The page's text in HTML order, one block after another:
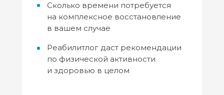
Сколько времени потребуется
на комплексное восстановление
в вашем случае
Реабилитлог даст рекомендации
по физической активности
и здоровью в целом